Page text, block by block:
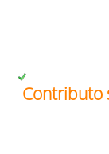
Contributo